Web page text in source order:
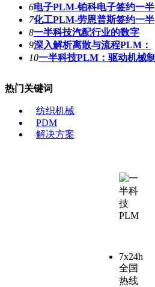
6电子PLM-铂科电子签约一半
7化工PLM-劳恩普斯签约一半
8一半科技汽配行业的数字
9深入解析离散与流程PLM：
10一半科技PLM：驱动机械制
热门关键词
纺织机械
PDM
解决方案
7x24h
全国
热线